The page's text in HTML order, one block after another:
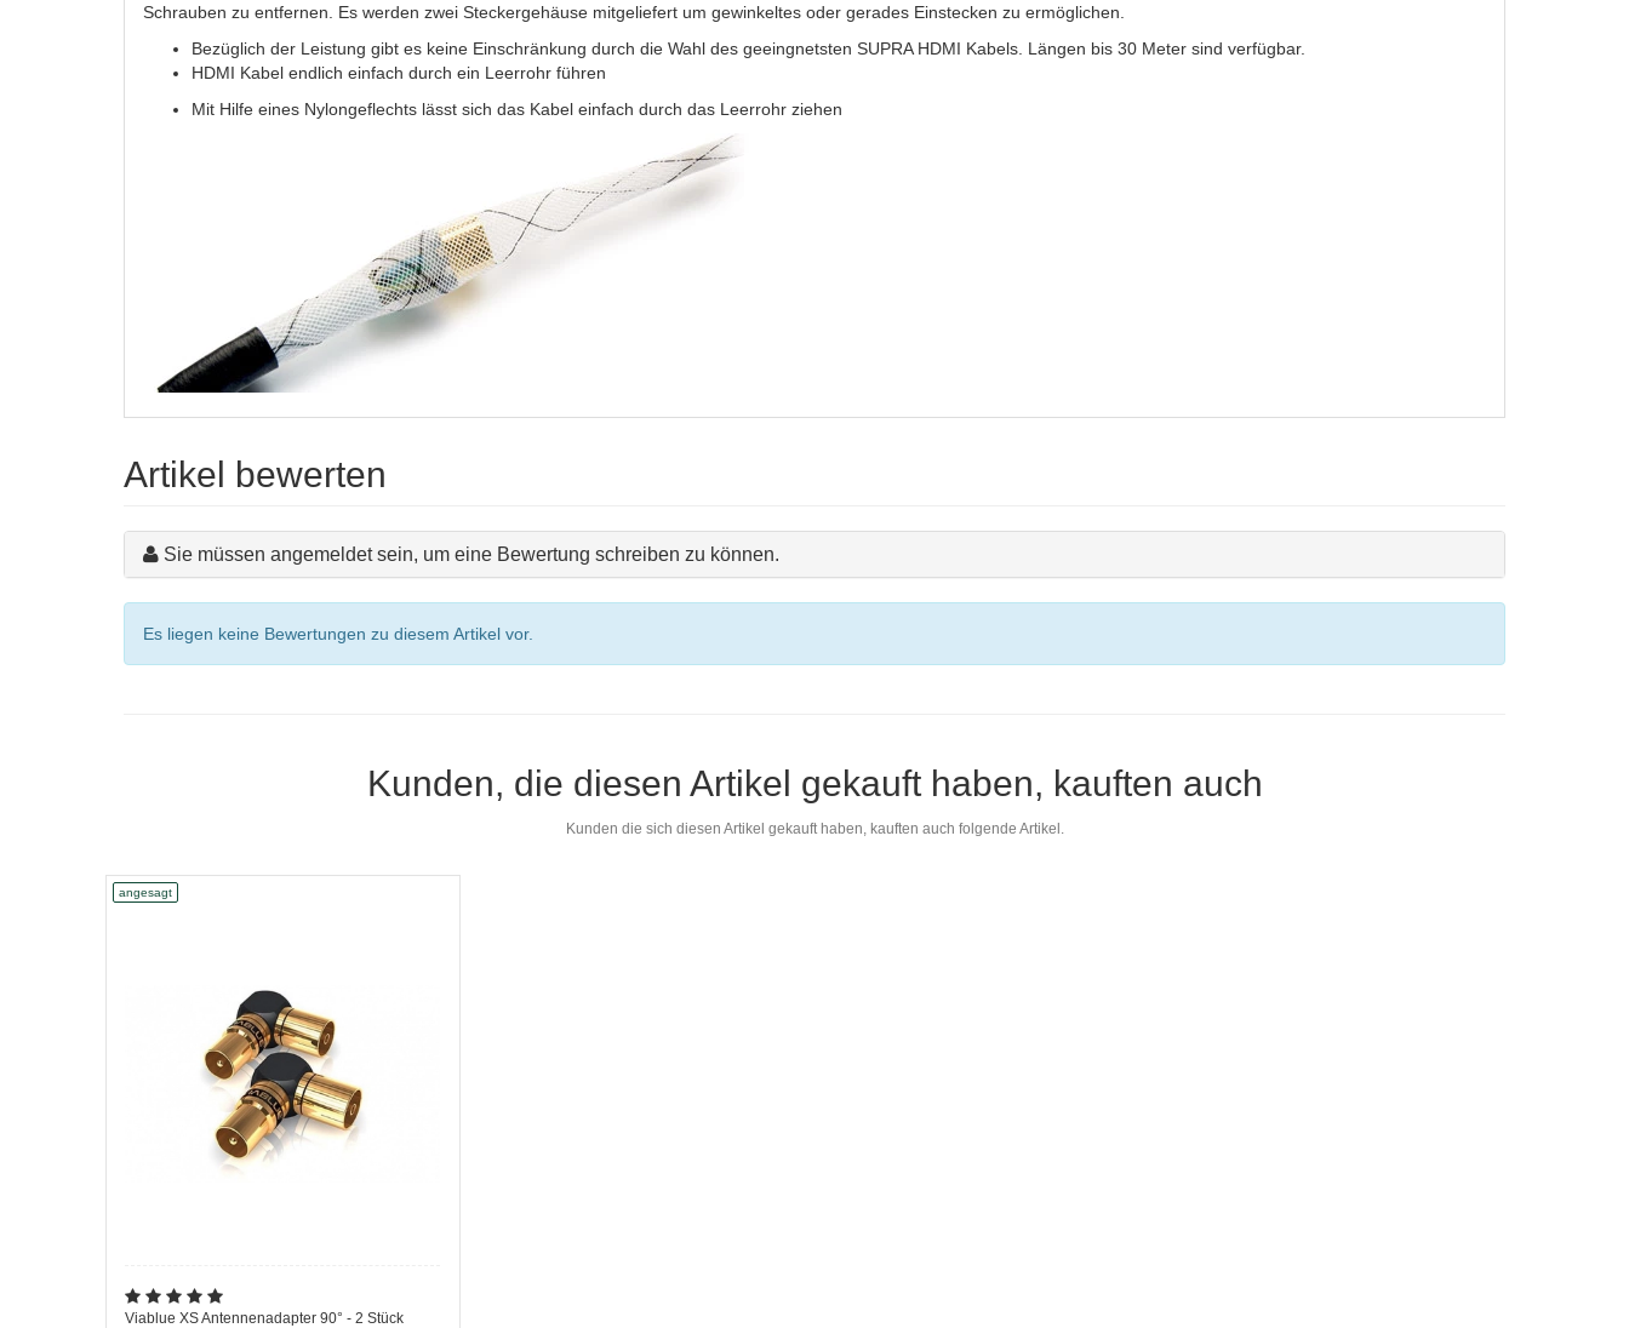
Schrauben zu entfernen. Es werden zwei Steckergehäuse mitgeliefert um gewinkeltes oder gerades Einstecken zu ermöglichen.
Bezüglich der Leistung gibt es keine Einschränkung durch die Wahl des geeingnetsten SUPRA HDMI Kabels. Längen bis 30 Meter sind verfügbar.
HDMI Kabel endlich einfach durch ein Leerrohr führen
Mit Hilfe eines Nylongeflechts lässt sich das Kabel einfach durch das Leerrohr ziehen
Artikel bewerten
Sie müssen angemeldet sein, um eine Bewertung schreiben zu können.
Es liegen keine Bewertungen zu diesem Artikel vor.
Kunden, die diesen Artikel gekauft haben, kauften auch
Kunden die sich diesen Artikel gekauft haben, kauften auch folgende Artikel.
angesagt
Viablue XS Antennenadapter 90° - 2 Stück